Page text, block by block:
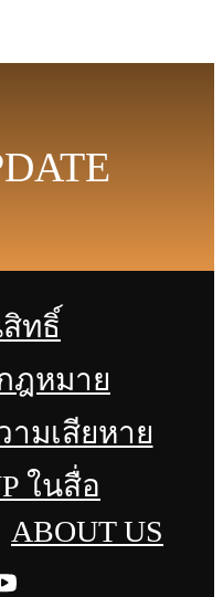
ทธิ์
ฎหมาย
ามเสียหาย
ในสื่อ
ABOUT US